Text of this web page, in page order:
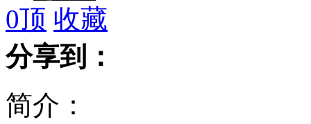
美国两种反导系统：TMD和NMD
公安部公布第三批恐怖活动人员名单
0顶 收藏
分享到：
简介：